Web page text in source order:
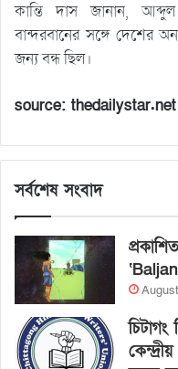
কান্তি দাস জানান,
বান্দরবানের সঙ্গে দেশের
জন্য বন্ধ ছিল।
source: thedailystar.net
সর্বশেষ সংবাদ
চিটাগং